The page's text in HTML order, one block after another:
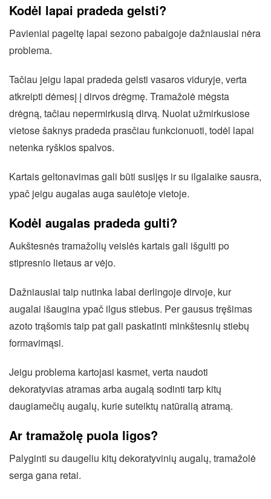
Kodėl lapai pradeda gelsti?
Pavieniai pageltę lapai sezono pabaigoje dažniausiai nėra
problema.
Tačiau jeigu lapai pradeda gelsti vasaros viduryje, verta
atkreipti dėmesį į dirvos drėgmę. Tramažolė mėgsta
drėgną, tačiau nepermirkusią dirvą. Nuolat užmirkusiose
vietose šaknys pradeda prasčiau funkcionuoti, todėl lapai
netenka ryškios spalvos.
Kartais geltonavimas gali būti susijęs ir su ilgalaike sausra,
ypač jeigu augalas auga saulėtoje vietoje.
Kodėl augalas pradeda gulti?
Aukštesnės tramažolių veislės kartais gali išgulti po
stipresnio lietaus ar vėjo.
Dažniausiai taip nutinka labai derlingoje dirvoje, kur
augalai išaugina ypač ilgus stiebus. Per gausus tręšimas
azoto trąšomis taip pat gali paskatinti minkštesnių stiebų
formavimąsi.
Jeigu problema kartojasi kasmet, verta naudoti
dekoratyvias atramas arba augalą sodinti tarp kitų
daugiamečių augalų, kurie suteiktų natūralią atramą.
Ar tramažolę puola ligos?
Palyginti su daugeliu kitų dekoratyvinių augalų, tramažolė
serga gana retai.